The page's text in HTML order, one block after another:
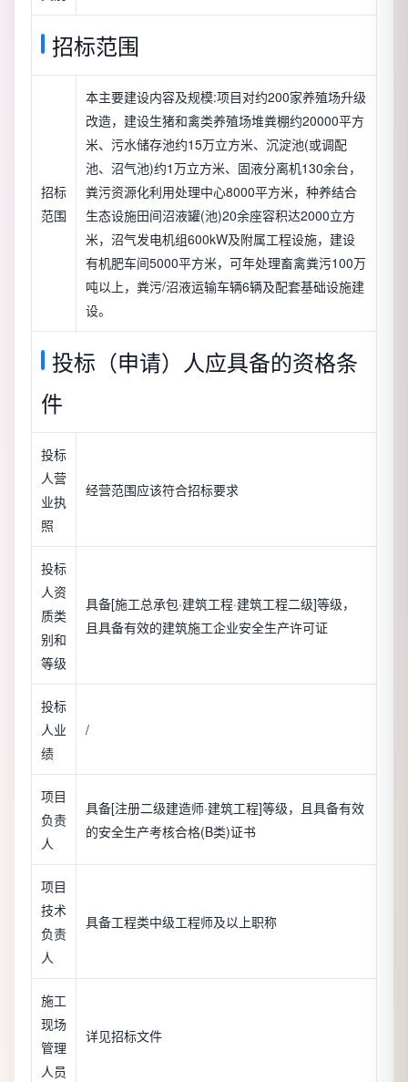
招标范围
招标
范围
本主要建设内容及规模:项目对约200家养殖场升级
改造，建设生猪和禽类养殖场堆粪棚约20000平方
米、污水储存池约15万立方米、沉淀池(或调配
池、沼气池)约1万立方米、固液分离机130余台，
粪污资源化利用处理中心8000平方米，种养结合
生态设施田间沼液罐(池)20余座容积达2000立方
米，沼气发电机组600kW及附属工程设施，建设
有机肥车间5000平方米，可年处理畜禽粪污100万
吨以上，粪污/沼液运输车辆6辆及配套基础设施建
设。
投标（申请）人应具备的资格条
件
投标
人营
业执
照
经营范围应该符合招标要求
投标
人资
质类
别和
等级
具备[施工总承包·建筑工程·建筑工程二级]等级，
且具备有效的建筑施工企业安全生产许可证
投标
人业
绩
/
项目
负责
人
具备[注册二级建造师·建筑工程]等级，且具备有效
的安全生产考核合格(B类)证书
项目
技术
负责
人
具备工程类中级工程师及以上职称
施工
现场
管理
人员
详见招标文件